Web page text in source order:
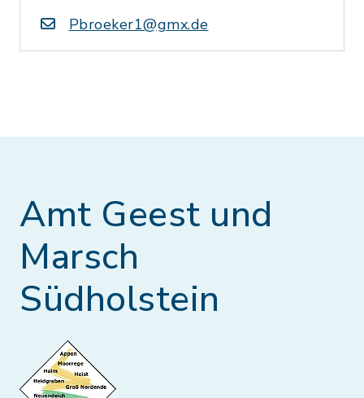
Pbroeker1@gmx.de
Amt Geest und
Marsch
Südholstein